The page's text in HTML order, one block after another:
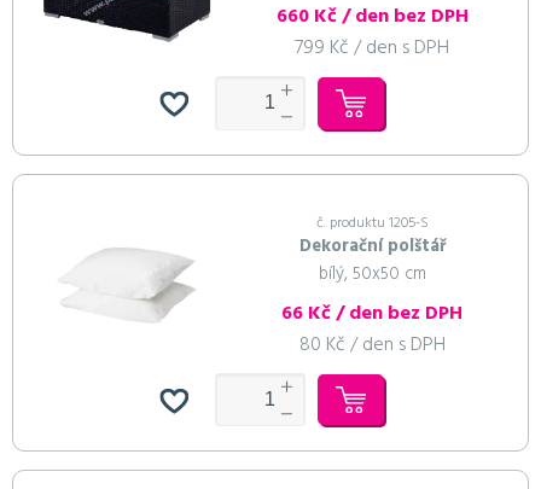
660 Kč / den bez DPH
799 Kč / den s DPH
č. produktu 1205-S
Dekorační polštář
bílý, 50x50 cm
66 Kč / den bez DPH
80 Kč / den s DPH